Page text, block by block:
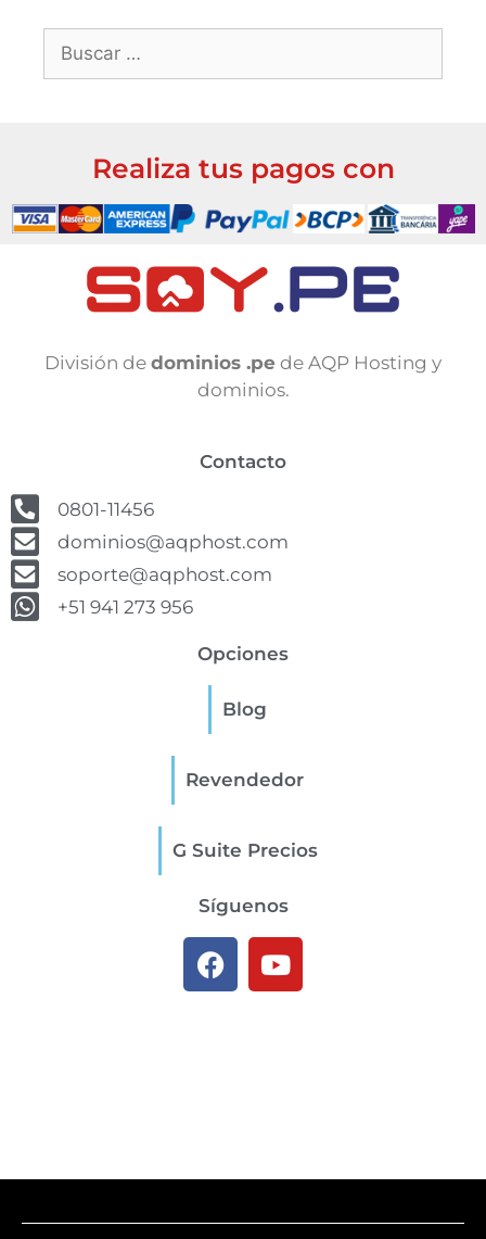
Realiza tus pagos con
División de dominios .pe de AQP Hosting y
dominios.
Contacto
0801-11456
dominios@aqphost.com
soporte@aqphost.com
+51 941 273 956
Opciones
Blog
Revendedor
G Suite Precios
Síguenos